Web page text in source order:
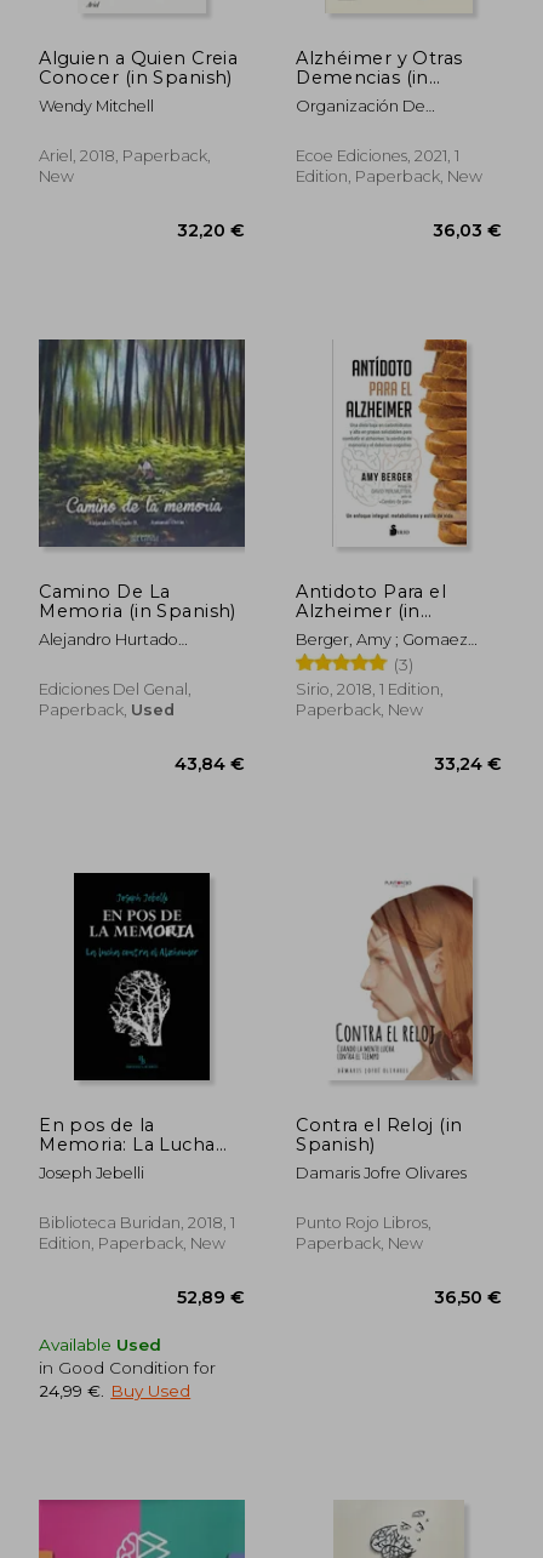
Alguien a Quien Creia
Conocer (in Spanish)
Wendy Mitchell
Ariel, 2018, Paperback,
New
Alzhéimer y Otras
Demencias (in
Spanish)
Organización De
OCU; Varios Autores
Ecoe Ediciones, 2021, 1
Edition, Paperback, New
Camino De La
Memoria (in Spanish)
Alejandro Hurtado
Ediciones Del Genal,
Paperback, Used
Antidoto Para el
Alzheimer (in
Spanish)
Berger, Amy ; Gomaez
Molero, Antonio Luis
(3)
Sirio, 2018, 1 Edition,
Paperback, New
En pos de la
Memoria: La Lucha
Contra el Alzheimer
(in Spanish)
Joseph Jebelli
Biblioteca Buridan, 2018, 1
Edition, Paperback, New
Available Used
in Good Condition for
24,99 €
Buy Used
Contra el Reloj (in
Spanish)
Damaris Jofre Olivares
Punto Rojo Libros,
Paperback, New